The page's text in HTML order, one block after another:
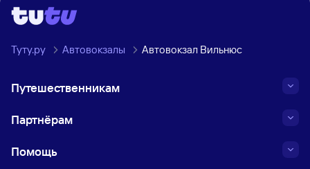
Туту.ру Автовокзалы Автовокзал Вильнюс
Путешественникам
Партнёрам
Помощь